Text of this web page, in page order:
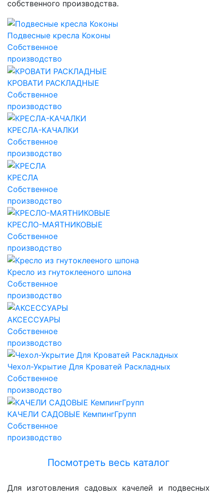
собственного производства.
Подвесные кресла Коконы
Собственное
производство
КРОВАТИ РАСКЛАДНЫЕ
Собственное
производство
КРЕСЛА-КАЧАЛКИ
Собственное
производство
КРЕСЛА
Собственное
производство
КРЕСЛО-МАЯТНИКОВЫЕ
Собственное
производство
Кресло из гнутоклееного шпона
Собственное
производство
АКСЕССУАРЫ
Собственное
производство
Чехол-Укрытие Для Кроватей Раскладных
Собственное
производство
КАЧЕЛИ САДОВЫЕ КемпингГрупп
Собственное
производство
Посмотреть весь каталог
Для изготовления садовых качелей и подвесных